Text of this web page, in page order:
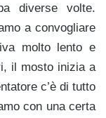
diverse volte.
a convogliare
molto lento e
il mosto inizia a
c’è di tutto
con una certa